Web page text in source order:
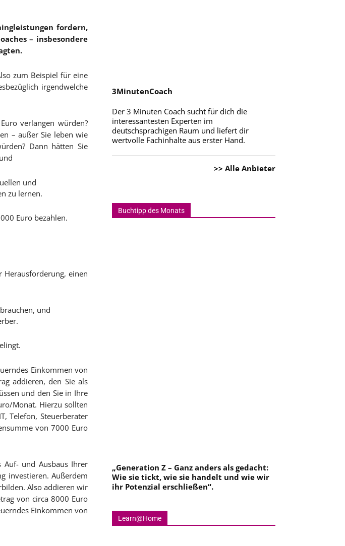
fordern,
– insbesondere
zum Beispiel für eine
irgendwelche
verlangen würden?
– außer Sie leben wie
Dann hätten Sie
und
zu lernen.
Euro bezahlen.
Herausforderung, einen
und
Einkommen von
addieren, den Sie als
und den Sie in Ihre
Monat. Hierzu sollten
Telefon, Steuerberater
von 7000 Euro
und Ausbaus Ihrer
investieren. Außerdem
Also addieren wir
von circa 8000 Euro
Einkommen von
3MinutenCoach
Der 3 Minuten Coach sucht für dich die
interessantesten Experten im
deutschsprachigen Raum und liefert dir
wertvolle Fachinhalte aus erster Hand.
>> Alle Anbieter
Buchtipp des Monats
„Generation Z – Ganz anders als gedacht:
Wie sie tickt, wie sie handelt und wie wir
ihr Potenzial erschließen“.
Learn@Home